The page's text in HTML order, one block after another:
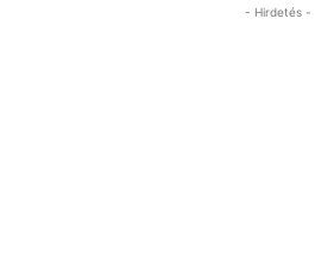
- Hirdetés -